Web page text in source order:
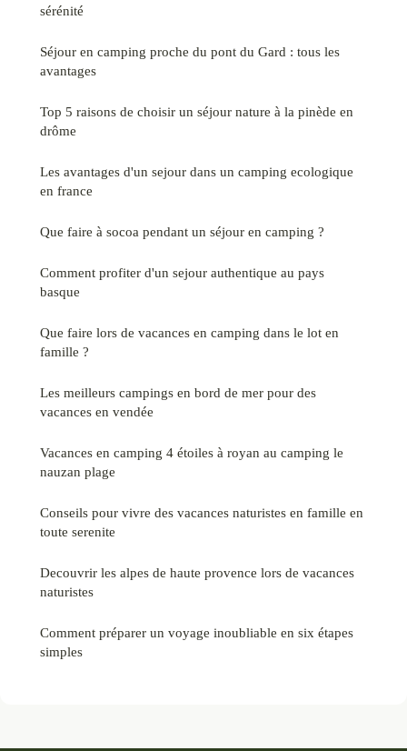
sérénité
Séjour en camping proche du pont du Gard : tous les
avantages
Top 5 raisons de choisir un séjour nature à la pinède en
drôme
Les avantages d'un sejour dans un camping ecologique
en france
Que faire à socoa pendant un séjour en camping ?
Comment profiter d'un sejour authentique au pays
basque
Que faire lors de vacances en camping dans le lot en
famille ?
Les meilleurs campings en bord de mer pour des
vacances en vendée
Vacances en camping 4 étoiles à royan au camping le
nauzan plage
Conseils pour vivre des vacances naturistes en famille en
toute serenite
Decouvrir les alpes de haute provence lors de vacances
naturistes
Comment préparer un voyage inoubliable en six étapes
simples